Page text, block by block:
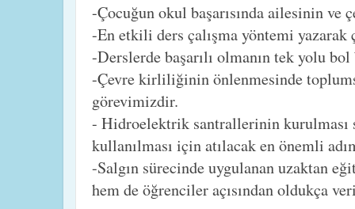
-Çocuğun okul başarısında ailesinin ve
-En etkili ders çalışma yöntemi yazarak
-Derslerde başarılı olmanın tek yolu
-Çevre kirliliğinin önlenmesinde
görevimizdir.
- Hidroelektrik santrallerinin kurulması
kullanılması için atılacak en önemli
-Salgın sürecinde uygulanan uzaktan
hem de öğrenciler açısından oldukça